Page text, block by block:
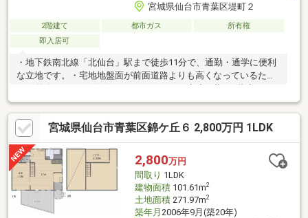
宮城県仙台市青葉区堤町２
2階建て 都市ガス
所有権
即入居可
・地下鉄南北線「北仙台」駅まで徒歩11分で、通勤・通学に便利
な立地です。・宅地地盤面が前面道路よりも高くなっているた
外壁はＡＬＣパネルを使用しています。・全体的に太い柱を使用
しており、玄関や和室の一部には7寸角（約21cm）の柱を使用し
ています。・各居室6畳以上確保。また、各居室南側に窓が設けら
れているためどのお部屋も日当たりの良い居住空間となっていま
す。・1.25坪タイプの広い浴室です。・南側に広いお庭があり、
家庭菜園やガーデニングも楽しめます。・セカンドカーや来客用
にうれしい2台分のカースペース有り
宮城県仙台市青葉区錦ケ丘６ 2,800万円 1LDK
2,800万円
間取り 1LDK
建物面積101.61m2
土地面積271.97m2
築年月 2006年9月(築20年)